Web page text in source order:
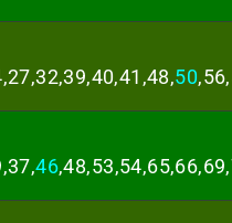
40,41,48,50
46,48,